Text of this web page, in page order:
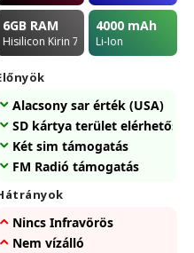
6GB RAM
Hisilicon Kirin 710
4000 mAh
Li-Ion
Alacsony sar érték (USA)
SD kártya terület elérhetőség
Két sim támogatás
FM Radió támogatás
Nincs Infravörös
Nem vízálló